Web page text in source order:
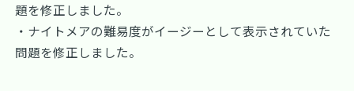
題を修正しました。
・ナイトメアの難易度がイージーとして表示されていた
問題を修正しました。